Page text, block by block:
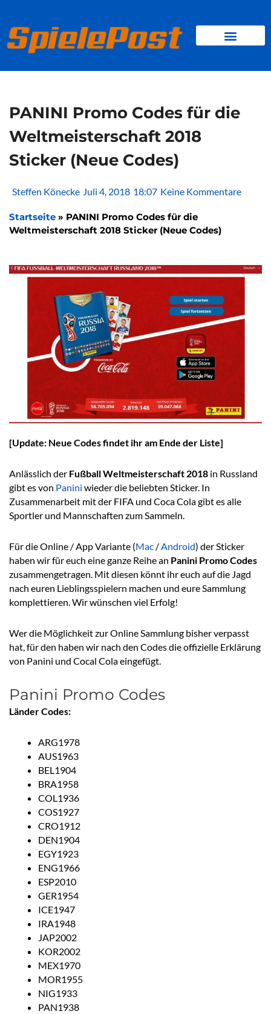
springen
PANINI Promo Codes für die
Weltmeisterschaft 2018
Sticker (Neue Codes)
Steffen Könecke Juli 4, 2018 18:07 Keine Kommentare
Startseite » PANINI Promo Codes für die
Weltmeisterschaft 2018 Sticker (Neue Codes)
[Update: Neue Codes findet ihr am Ende der Liste]
Anlässlich der Fußball Weltmeisterschaft 2018 in Russland
gibt es von Panini wieder die beliebten Sticker. In
Zusammenarbeit mit der FIFA und Coca Cola gibt es alle
Sportler und Mannschaften zum Sammeln.
Für die Online / App Variante (Mac /Android) der Sticker
haben wir für euch eine ganze Reihe an Panini Promo Codes
zusammengetragen. Mit diesen könnt ihr euch auf die Jagd
nach euren Lieblingsspielern machen und eure Sammlung
komplettieren. Wir wünschen viel Erfolg!
Wer die Möglichkeit zur Online Sammlung bisher verpasst
hat, für den haben wir nach den Codes die offizielle Erklärung
von Panini und Cocal Cola eingefügt.
Panini Promo Codes
Länder Codes:
ARG1978
AUS1963
BEL1904
BRA1958
COL1936
COS1927
CRO1912
DEN1904
EGY1923
ENG1966
ESP2010
GER1954
ICE1947
IRA1948
JAP2002
KOR2002
MEX1970
MOR1955
NIG1933
PAN1938